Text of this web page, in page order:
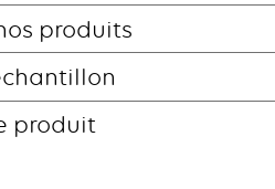
produits
produit